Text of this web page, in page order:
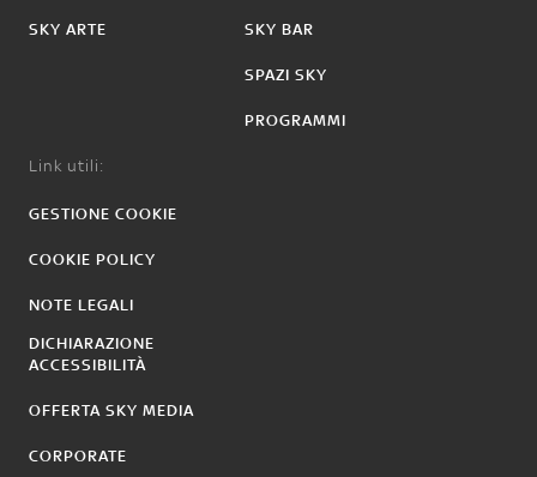
SKY ARTE SKY BAR
SPAZI SKY
PROGRAMMI
Link utili:
GESTIONE COOKIE
COOKIE POLICY
NOTE LEGALI
DICHIARAZIONE
ACCESSIBILITÀ
OFFERTA SKY MEDIA
CORPORATE